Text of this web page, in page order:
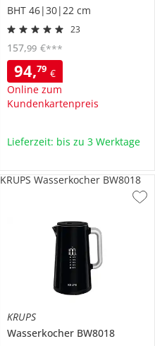
BHT 46|30|22 cm
23
94,79 €
Online zum
Kundenkartenpreis
157,99 €***
Lieferzeit: bis zu 3 Werktage
KRUPS
Wasserkocher BW8018
KRUPS Wasserkocher BW8018